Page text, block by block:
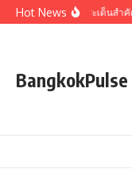
Skip to content
Hot Newsรวมประเด็นสำ
BangkokPulse